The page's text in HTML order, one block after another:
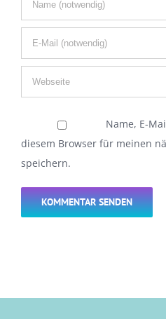
Name, E-
diesem Browser für meinen
speichern.